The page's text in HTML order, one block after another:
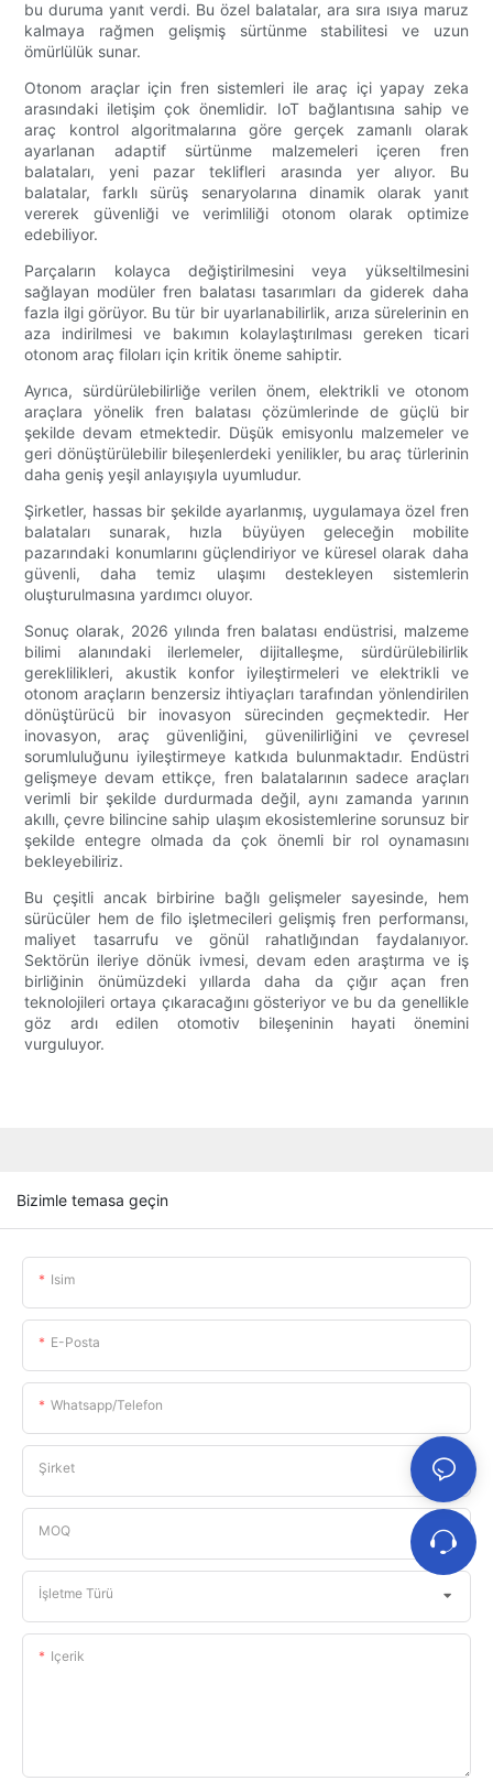
bu duruma yanıt verdi. Bu özel balatalar, ara sıra ısıya maruz
kalmaya rağmen gelişmiş sürtünme stabilitesi ve uzun
ömürlülük sunar.
Otonom araçlar için fren sistemleri ile araç içi yapay zeka
arasındaki iletişim çok önemlidir. IoT bağlantısına sahip ve
araç kontrol algoritmalarına göre gerçek zamanlı olarak
ayarlanan adaptif sürtünme malzemeleri içeren fren
balataları, yeni pazar teklifleri arasında yer alıyor. Bu
balatalar, farklı sürüş senaryolarına dinamik olarak yanıt
vererek güvenliği ve verimliliği otonom olarak optimize
edebiliyor.
Parçaların kolayca değiştirilmesini veya yükseltilmesini
sağlayan modüler fren balatası tasarımları da giderek daha
fazla ilgi görüyor. Bu tür bir uyarlanabilirlik, arıza sürelerinin en
aza indirilmesi ve bakımın kolaylaştırılması gereken ticari
otonom araç filoları için kritik öneme sahiptir.
Ayrıca, sürdürülebilirliğe verilen önem, elektrikli ve otonom
araçlara yönelik fren balatası çözümlerinde de güçlü bir
şekilde devam etmektedir. Düşük emisyonlu malzemeler ve
geri dönüştürülebilir bileşenlerdeki yenilikler, bu araç türlerinin
daha geniş yeşil anlayışıyla uyumludur.
Şirketler, hassas bir şekilde ayarlanmış, uygulamaya özel fren
balataları sunarak, hızla büyüyen geleceğin mobilite
pazarındaki konumlarını güçlendiriyor ve küresel olarak daha
güvenli, daha temiz ulaşımı destekleyen sistemlerin
oluşturulmasına yardımcı oluyor.
Sonuç olarak, 2026 yılında fren balatası endüstrisi, malzeme
bilimi alanındaki ilerlemeler, dijitalleşme, sürdürülebilirlik
gereklilikleri, akustik konfor iyileştirmeleri ve elektrikli ve
otonom araçların benzersiz ihtiyaçları tarafından yönlendirilen
dönüştürücü bir inovasyon sürecinden geçmektedir. Her
inovasyon, araç güvenliğini, güvenilirliğini ve çevresel
sorumluluğunu iyileştirmeye katkıda bulunmaktadır. Endüstri
gelişmeye devam ettikçe, fren balatalarının sadece araçları
verimli bir şekilde durdurmada değil, aynı zamanda yarının
akıllı, çevre bilincine sahip ulaşım ekosistemlerine sorunsuz bir
şekilde entegre olmada da çok önemli bir rol oynamasını
bekleyebiliriz.
Bu çeşitli ancak birbirine bağlı gelişmeler sayesinde, hem
sürücüler hem de filo işletmecileri gelişmiş fren performansı,
maliyet tasarrufu ve gönül rahatlığından faydalanıyor.
Sektörün ileriye dönük ivmesi, devam eden araştırma ve iş
birliğinin önümüzdeki yıllarda daha da çığır açan fren
teknolojileri ortaya çıkaracağını gösteriyor ve bu da genellikle
göz ardı edilen otomotiv bileşeninin hayati önemini
vurguluyor.
Bizimle temasa geçin
Isim
E-Posta
Whatsapp/telefon
Şirket
MOQ
İşletme Türü
Içerik